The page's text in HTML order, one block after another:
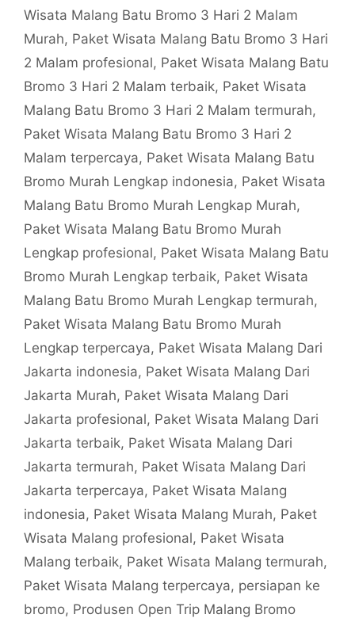
Wisata Malang Batu Bromo 3 Hari 2 Malam
Murah, Paket Wisata Malang Batu Bromo 3 Hari
2 Malam profesional, Paket Wisata Malang Batu
Bromo 3 Hari 2 Malam terbaik, Paket Wisata
Malang Batu Bromo 3 Hari 2 Malam termurah,
Paket Wisata Malang Batu Bromo 3 Hari 2
Malam terpercaya, Paket Wisata Malang Batu
Bromo Murah Lengkap indonesia, Paket Wisata
Malang Batu Bromo Murah Lengkap Murah,
Paket Wisata Malang Batu Bromo Murah
Lengkap profesional, Paket Wisata Malang Batu
Bromo Murah Lengkap terbaik, Paket Wisata
Malang Batu Bromo Murah Lengkap termurah,
Paket Wisata Malang Batu Bromo Murah
Lengkap terpercaya, Paket Wisata Malang Dari
Jakarta indonesia, Paket Wisata Malang Dari
Jakarta Murah, Paket Wisata Malang Dari
Jakarta profesional, Paket Wisata Malang Dari
Jakarta terbaik, Paket Wisata Malang Dari
Jakarta termurah, Paket Wisata Malang Dari
Jakarta terpercaya, Paket Wisata Malang
indonesia, Paket Wisata Malang Murah, Paket
Wisata Malang profesional, Paket Wisata
Malang terbaik, Paket Wisata Malang termurah,
Paket Wisata Malang terpercaya, persiapan ke
bromo, Produsen Open Trip Malang Bromo